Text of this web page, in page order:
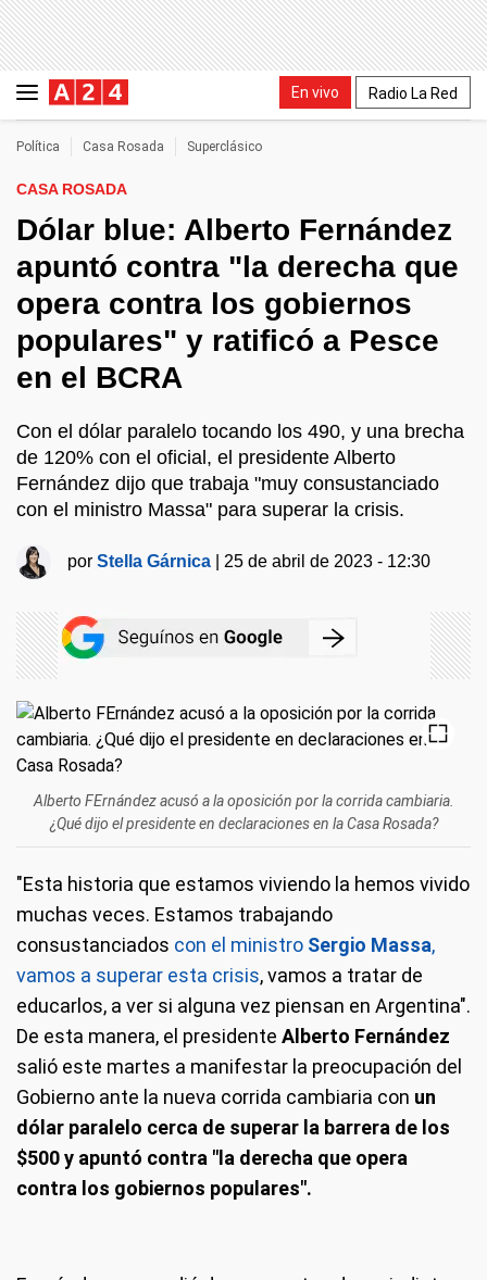
En vivo Radio La Red
Política Casa Rosada Superclásico
CASA ROSADA
Dólar blue: Alberto Fernández
apuntó contra "la derecha que
opera contra los gobiernos
populares" y ratificó a Pesce
en el BCRA
Con el dólar paralelo tocando los 490, y una brecha
de 120% con el oficial, el presidente Alberto
Fernández dijo que trabaja "muy consustanciado
con el ministro Massa" para superar la crisis.
porStella Gárnica 25 de abril de 2023 - 12:30
Alberto FErnández acusó a la oposición por la corrida cambiaria.
¿Qué dijo el presidente en declaraciones en la Casa Rosada?
"Esta historia que estamos viviendo la hemos vivido
muchas veces. Estamos trabajando
consustanciados con el ministro Sergio Massa,
vamos a superar esta crisis, vamos a tratar de
educarlos, a ver si alguna vez piensan en Argentina".
De esta manera, el presidente Alberto Fernández
salió este martes a manifestar la preocupación del
Gobierno ante la nueva corrida cambiaria con un
dólar paralelo cerca de superar la barrera de los
$500y apuntó contra "la derecha que opera
contra los gobiernos populares".